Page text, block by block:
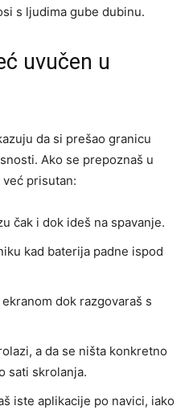
s ljudima gube dubinu.
uvučen u
da si prešao granicu
Ako se prepoznaš u
prisutan:
čak i dok ideš na spavanje.
kad baterija padne ispod
dok razgovaraš s
a da se ništa konkretno
sati skrolanja.
iste aplikacije po navici, iako